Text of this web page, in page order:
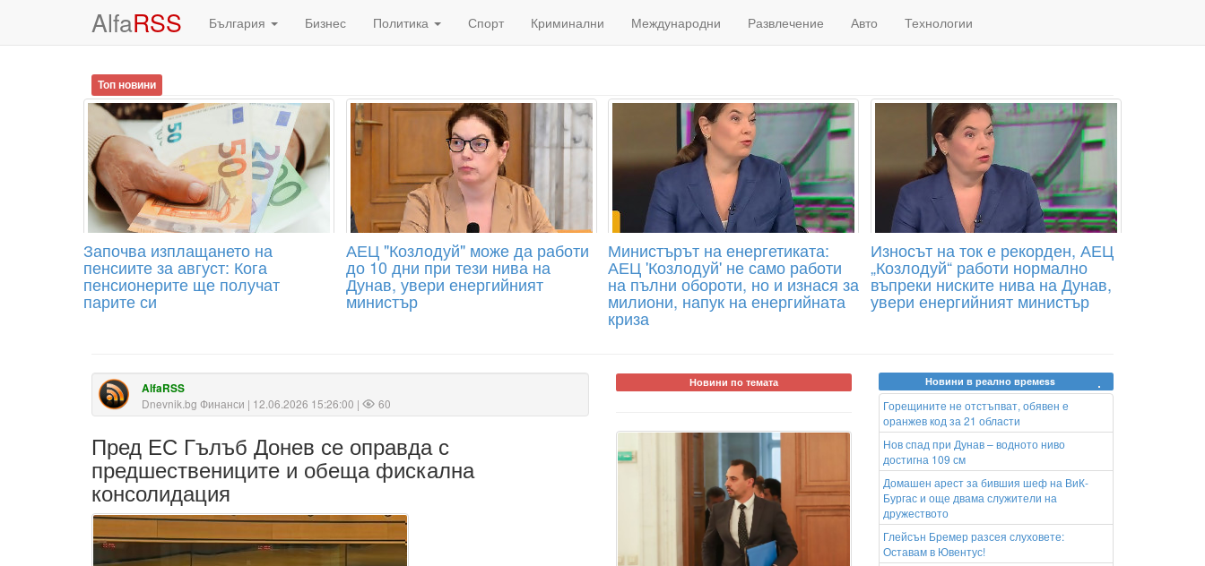
AlfaRSS България Бизнес Политика Спорт Криминални Международни Развлечение Авто Технологии
Топ новини
Започва изплащането на
пенсиите за август: Кога
пенсионерите ще получат
парите си
АЕЦ "Козлодуй" може да работи
до 10 дни при тези нива на
Дунав, увери енергийният
министър
Министърът на енергетиката:
АЕЦ 'Козлодуй' не само работи
на пълни обороти, но и изнася за
милиони, напук на енергийната
криза
Износът на ток е рекорден, АЕЦ
„Козлодуй“ работи нормално
въпреки ниските нива на Дунав,
увери енергийният министър
AlfaRSS
Dnevnik.bg Финанси | 12.06.2026 15:26:00 | 60
Пред ЕС Гълъб Донев се оправда с
предшествениците и обеща фискална
консолидация
Новини по темата Новини в реално времеss
Горещините не отстъпват, обявен е
оранжев код за 21 области
Нов спад при Дунав – водното ниво
достигна 109 см
Домашен арест за бившия шеф на ВиК-
Бургас и още двама служители на
дружеството
Глейсън Бремер разсея слуховете:
Оставам в Ювентус!